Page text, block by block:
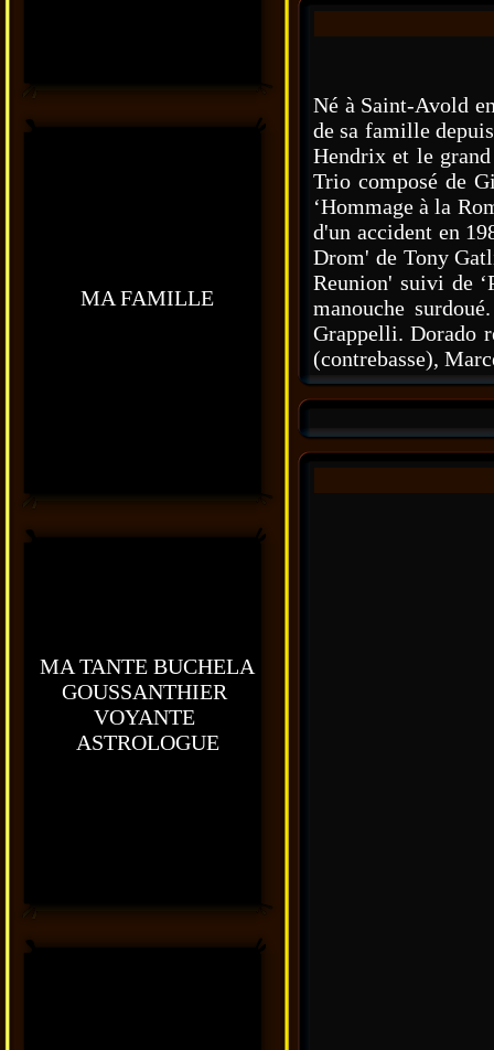
MA FAMILLE
MA TANTE BUCHELA
GOUSSANTHIER
VOYANTE
ASTROLOGUE
Né à Saint-Avold
de sa famille
Hendrix et le
Trio composé de
‘Hommage à la
d'un accident en
Drom' de Tony
Reunion' suivi de
manouche
Grappelli. Dorado
(contrebasse),